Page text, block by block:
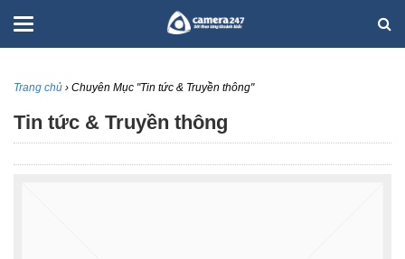
Trang chủ › Chuyên Mục "Tin tức & Truyền thông"
Tin tức & Truyền thông